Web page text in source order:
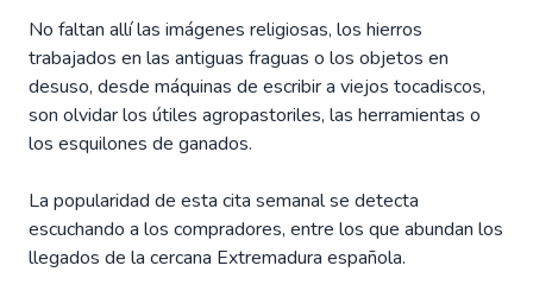
No faltan allí las imágenes religiosas, los hierros
trabajados en las antiguas fraguas o los objetos en
desuso, desde máquinas de escribir a viejos tocadiscos,
son olvidar los útiles agropastoriles, las herramientas o
los esquilones de ganados.
La popularidad de esta cita semanal se detecta
escuchando a los compradores, entre los que abundan los
llegados de la cercana Extremadura española.